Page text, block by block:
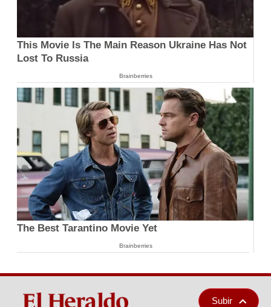
This Movie Is The Main Reason Ukraine Has Not
Lost To Russia
Brainberries
The Best Tarantino Movie Yet
Brainberries
Subir